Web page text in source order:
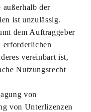
der
ist unzulässig.
dem Auftraggeber
erforderlichen
vereinbart ist,
Nutzungsrecht
von
von Unterlizenzen